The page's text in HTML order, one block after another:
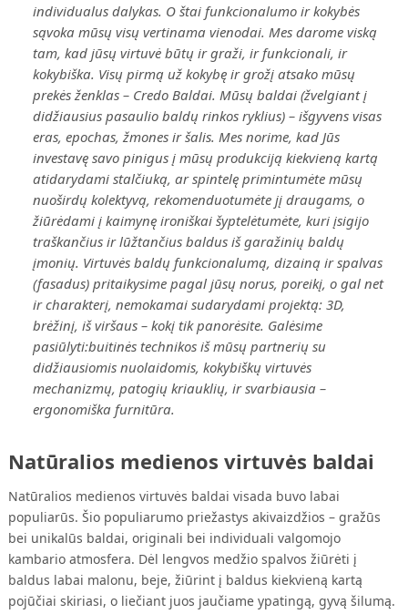
individualus dalykas. O štai funkcionalumo ir kokybės
sąvoka mūsų visų vertinama vienodai. Mes darome viską
tam, kad jūsų virtuvė būtų ir graži, ir funkcionali, ir
kokybiška. Visų pirmą už kokybę ir grožį atsako mūsų
prekės ženklas – Credo Baldai. Mūsų baldai (žvelgiant į
didžiausius pasaulio baldų rinkos ryklius) – išgyvens visas
eras, epochas, žmones ir šalis. Mes norime, kad Jūs
investavę savo pinigus į mūsų produkciją kiekvieną kartą
atidarydami stalčiuką, ar spintelę primintumėte mūsų
nuoširdų kolektyvą, rekomenduotumėte jį draugams, o
žiūrėdami į kaimynę ironiškai šyptelėtumėte, kuri įsigijo
traškančius ir lūžtančius baldus išgaražiniųbaldų
įmonių. Virtuvės baldų funkcionalumą, dizainą ir spalvas
(fasadus) pritaikysime pagal jūsų norus, poreikį, o gal net
ir charakterį, nemokamai sudarydami projektą: 3D,
brėžinį, iš viršaus – kokį tik panorėsite. Galėsime
pasiūlyti:buitinės technikos iš mūsų partnerių su
didžiausiomis nuolaidomis, kokybiškų virtuvės
mechanizmų, patogių kriauklių, ir svarbiausia –
ergonomiška furnitūra.
Natūralios medienos virtuvės baldai
Natūralios medienos virtuvės baldai visada buvo labai
populiarūs. Šio populiarumo priežastys akivaizdžios – gražūs
bei unikalūs baldai, originali bei individuali valgomojo
kambario atmosfera. Dėl lengvos medžio spalvos žiūrėti į
baldus labai malonu, beje, žiūrint į baldus kiekvieną kartą
pojūčiai skiriasi, o liečiant juos jaučiame ypatingą, gyvą šilumą.